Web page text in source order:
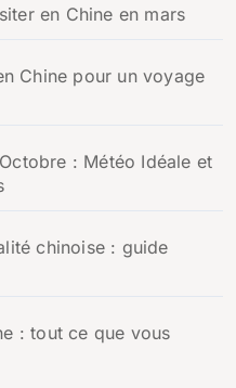
en Chine en mars
Chine pour un voyage
: Météo Idéale et
chinoise : guide
: tout ce que vous